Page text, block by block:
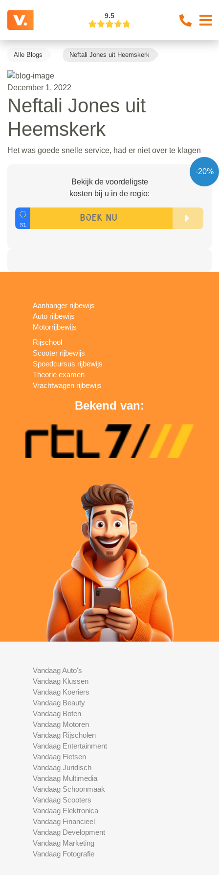
9.5
Alle Blogs Neftali Jones uit Heemskerk
December 1, 2022
Neftali Jones uit
Heemskerk
Het was goede snelle service, had er niet over te klagen
-20%
Bekijk de voordeligste
kosten bij u in de regio:
Aanhanger rijbewijs
Auto rijbewijs
Motorrijbewijs
Rijschool
Scooter rijbewijs
Spoedcursus rijbewijs
Theorie examen
Vrachtwagen rijbewijs
Bekend van:
Vandaag Auto's
Vandaag Klussen
Vandaag Koeriers
Vandaag Beauty
Vandaag Boten
Vandaag Motoren
Vandaag Rijscholen
Vandaag Entertainment
Vandaag Fietsen
Vandaag Juridisch
Vandaag Multimedia
Vandaag Schoonmaak
Vandaag Scooters
Vandaag Elektronica
Vandaag Financieel
Vandaag Development
Vandaag Marketing
Vandaag Fotografie